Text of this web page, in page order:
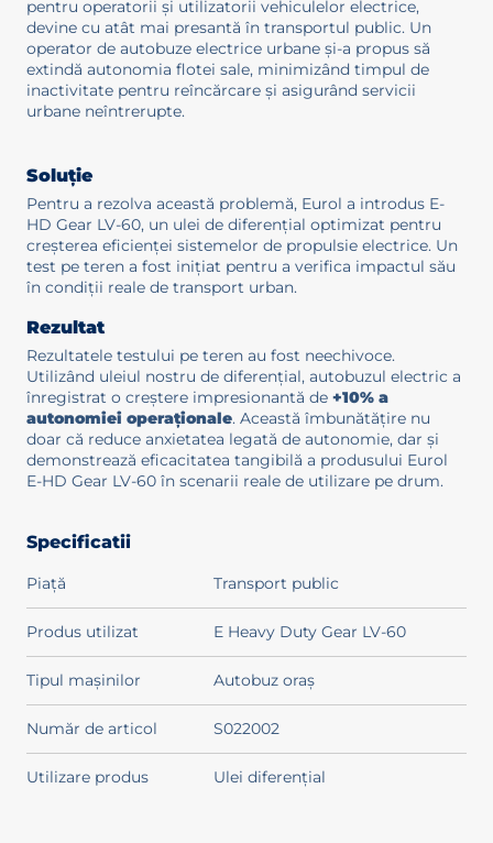
pentru operatorii și utilizatorii vehiculelor electrice,
devine cu atât mai presantă în transportul public. Un
operator de autobuze electrice urbane și-a propus să
extindă autonomia flotei sale, minimizând timpul de
inactivitate pentru reîncărcare și asigurând servicii
urbane neîntrerupte.
Soluție
Pentru a rezolva această problemă, Eurol a introdus E-
HD Gear LV-60, un ulei de diferențial optimizat pentru
creșterea eficienței sistemelor de propulsie electrice. Un
test pe teren a fost inițiat pentru a verifica impactul său
în condiții reale de transport urban.
Rezultat
Rezultatele testului pe teren au fost neechivoce.
Utilizând uleiul nostru de diferențial, autobuzul electric a
înregistrat o creștere impresionantă de +10% a
autonomiei operaționale. Această îmbunătățire nu
doar că reduce anxietatea legată de autonomie, dar și
demonstrează eficacitatea tangibilă a produsului Eurol
E-HD Gear LV-60 în scenarii reale de utilizare pe drum.
Specificatii
Piață Transport public
Produs utilizat E Heavy Duty Gear LV-60
Tipul mașinilor Autobuz oraș
Număr de articol S022002
Utilizare produs Ulei diferențial